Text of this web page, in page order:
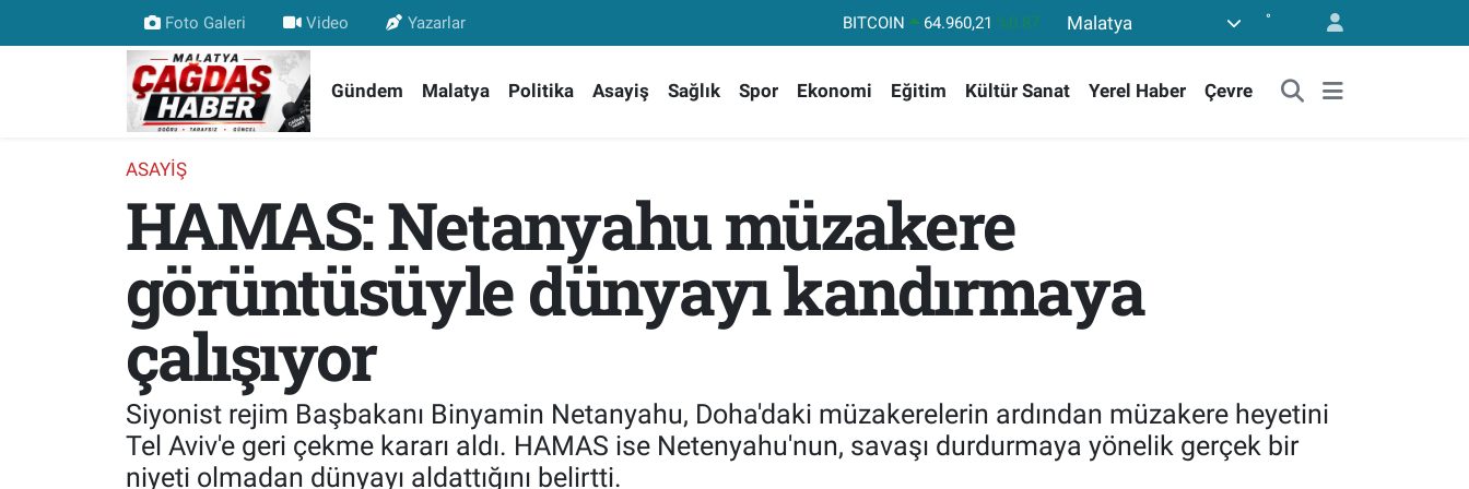
Foto Galeri Video Yazarlar DOLAR 47,7436 %0.18
STERLİN
64,4811 %0.38
BITCOIN
64.960,21 %0.87
Malatya °
Gündem Malatya Politika Asayiş Sağlık Spor Ekonomi Eğitim Kültür Sanat Yerel Haber Çevre
ASAYIŞ
HAMAS: Netanyahu müzakere
görüntüsüyle dünyayı kandırmaya
çalışıyor
Siyonist rejim Başbakanı Binyamin Netanyahu, Doha'daki müzakerelerin ardından müzakere heyetini
Tel Aviv'e geri çekme kararı aldı. HAMAS ise Netenyahu'nun, savaşı durdurmaya yönelik gerçek bir
niyeti olmadan dünyayı aldattığını belirtti.
Nöbetçi Eczaneler
Hava Durumu
Trafik Durumu
Süper Lig Puan Durumu ve Fikstür
Tüm Manşetler
Son Dakika Haberleri
Haber Arşivi